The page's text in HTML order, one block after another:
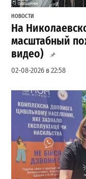
НОВОСТИ
На
масштабный
видео)
02-08-2026 в 22:58